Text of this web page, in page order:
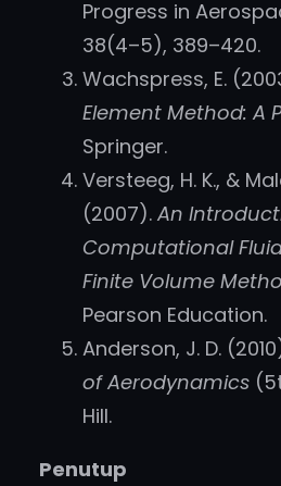
Progress in
38(4–5), 389–420.
Wachspress, E.
Element Method: A
Springer.
Versteeg, H. K., &
(2007). An
Computational
Finite Volume
Pearson Education.
Anderson, J. D.
of Aerodynamics
Hill.
Penutup